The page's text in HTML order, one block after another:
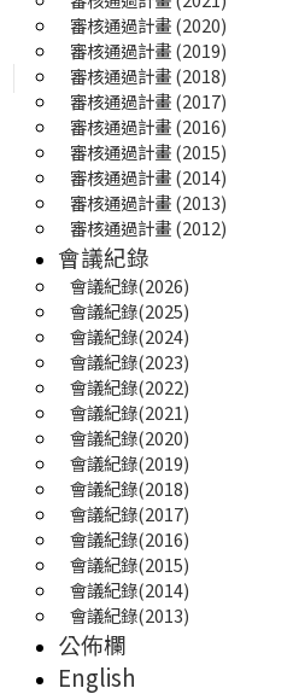
審核通過計畫 (2020)
審核通過計畫 (2019)
審核通過計畫 (2018)
審核通過計畫 (2017)
審核通過計畫 (2016)
審核通過計畫 (2015)
審核通過計畫 (2014)
審核通過計畫 (2013)
審核通過計畫 (2012)
會議紀錄
會議紀錄(2026)
會議紀錄(2025)
會議紀錄(2024)
會議紀錄(2023)
會議紀錄(2022)
會議紀錄(2021)
會議紀錄(2020)
會議紀錄(2019)
會議紀錄(2018)
會議紀錄(2017)
會議紀錄(2016)
會議紀錄(2015)
會議紀錄(2014)
會議紀錄(2013)
公佈欄
English